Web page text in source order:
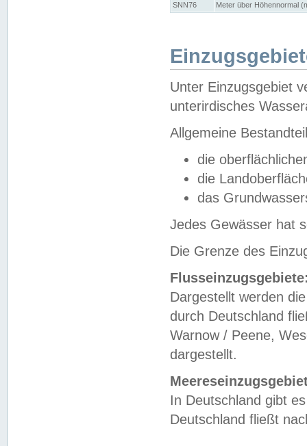
SNN76
Meter über Höhennormal
Unter Einzugsgebiet
unterirdisches
Allgemeine
die
die
das
Jedes Gewässer hat
Die Grenze des
Dargestellt werden
durch Deutschland
Warnow / Peene,
dargestellt.
In Deutschland gibt
Deutschland fließt